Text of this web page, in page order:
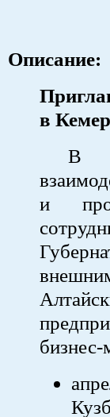
Описание:
в
В
и